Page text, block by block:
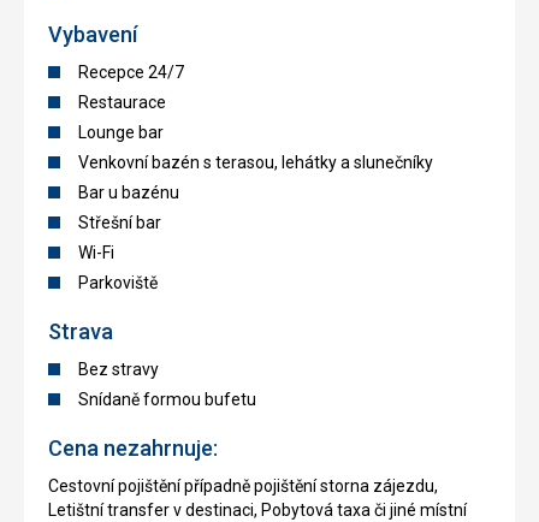
Vybavení
Recepce 24/7
Restaurace
Lounge bar
Venkovní bazén s terasou, lehátky a slunečníky
Bar u bazénu
Střešní bar
Wi-Fi
Parkoviště
Strava
Bez stravy
Snídaně formou bufetu
Cena nezahrnuje:
Cestovní pojištění případně pojištění storna zájezdu,
Letištní transfer v destinaci, Pobytová taxa či jiné místní